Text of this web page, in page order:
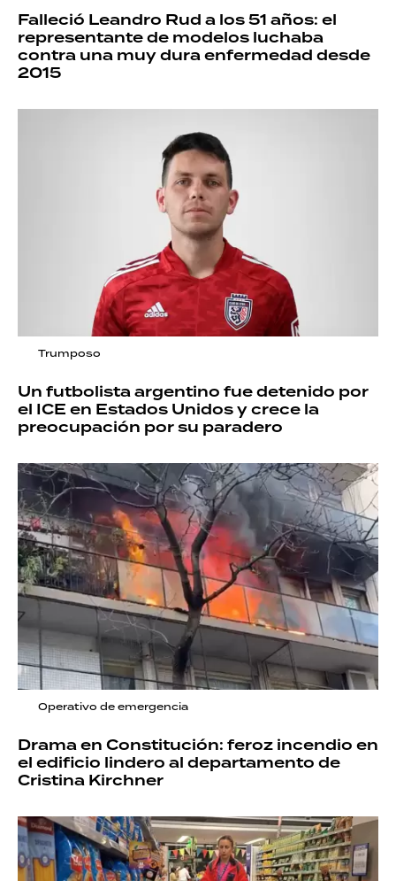
Falleció Leandro Rud a los 51 años: el
representante de modelos luchaba
contra una muy dura enfermedad desde
2015
Trumposo
Un futbolista argentino fue detenido por
el ICE en Estados Unidos y crece la
preocupación por su paradero
Operativo de emergencia
Drama en Constitución: feroz incendio en
el edificio lindero al departamento de
Cristina Kirchner